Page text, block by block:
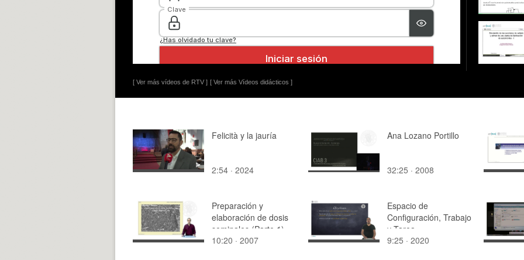
[ Ver más vídeos de RTV ] [ Ver más Vídeos didácticos ]
Felicità y la jauría
2:54 · 2024
Ana Lozano Portillo
32:25 · 2008
Preparación y
elaboración de dosis
seminales (Parte 1)
10:20 · 2007
Espacio de
Configuración, Trabajo
y Tarea
9:25 · 2020